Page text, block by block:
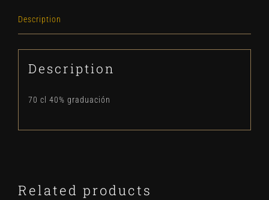
Description
Description
70 cl 40% graduación
Related products